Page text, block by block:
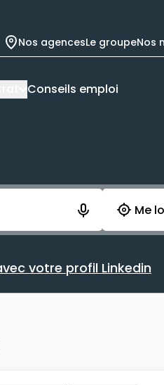
Nos agencesLe groupeNos
Conseils emploi
votre recherche
Me
Rechercher avec
votre profil Linkedin